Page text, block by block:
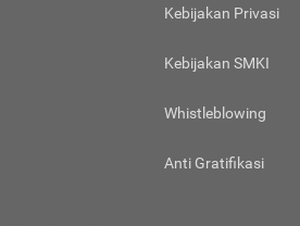
Kebijakan Privasi
Kebijakan SMKI
Whistleblowing
Anti Gratifikasi